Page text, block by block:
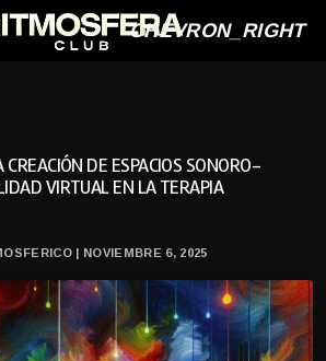
CHEVRON_RIGHT
DE ESPACIOS SONORO-
VIRTUAL EN LA TERAPIA
| NOVIEMBRE 6, 2025